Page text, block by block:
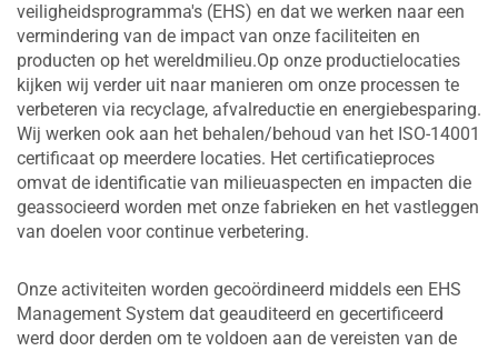
veiligheidsprogramma's (EHS) en dat we werken naar een
vermindering van de impact van onze faciliteiten en
producten op het wereldmilieu.Op onze productielocaties
kijken wij verder uit naar manieren om onze processen te
verbeteren via recyclage, afvalreductie en energiebesparing.
Wij werken ook aan het behalen/behoud van het ISO-14001
certificaat op meerdere locaties. Het certificatieproces
omvat de identificatie van milieuaspecten en impacten die
geassocieerd worden met onze fabrieken en het vastleggen
van doelen voor continue verbetering.
Onze activiteiten worden gecoördineerd middels een EHS
Management System dat geauditeerd en gecertificeerd
werd door derden om te voldoen aan de vereisten van de